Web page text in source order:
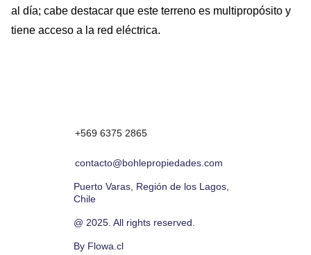
al día; cabe destacar que este terreno es multipropósito y
tiene acceso a la red eléctrica.
contacto@bohlepropiedades.com
+569 6375 2865
Puerto Varas, Región de los Lagos,
Chile
@ 2025. All rights reserved.
By Flowa.cl